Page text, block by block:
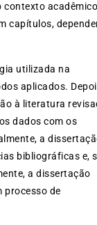
contexto acadêmico
capítulos,
utilizada na
aplicados.
à literatura
dados com os
a
bibliográficas e,
a dissertação
processo de